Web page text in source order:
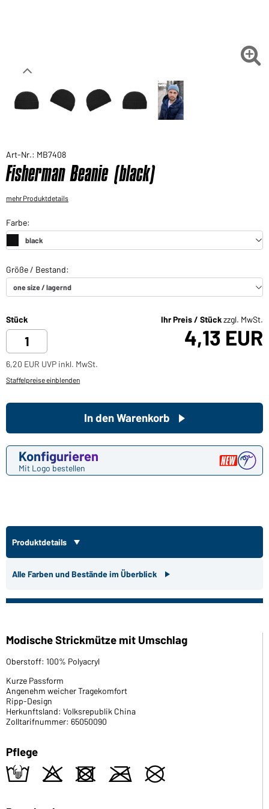

Art-Nr.: MB7408
Fisherman Beanie (black)
mehr Produktdetails
Stück Ihr Preis / Stückzzgl. MwSt.
4,13 EUR
6,20 EUR UVP inkl. MwSt.
Staffelpreise einblenden
Konfigurieren
Mit Logo bestellen
In den Warenkorb
Produktdetails
Alle Farben und Bestände im Überblick
Modische Strickmütze mit Umschlag
Oberstoff: 100% Polyacryl
Kurze Passform
Angenehm weicher Tragekomfort
Ripp-Design
Herkunftsland: Volksrepublik China
Zolltarifnummer: 65050090
Pflege
t o d m U